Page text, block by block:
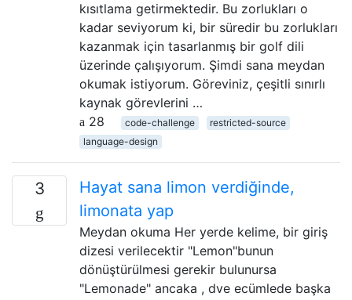
kısıtlama getirmektedir. Bu zorlukları o
kadar seviyorum ki, bir süredir bu zorlukları
kazanmak için tasarlanmış bir golf dili
üzerinde çalışıyorum. Şimdi sana meydan
okumak istiyorum. Göreviniz, çeşitli sınırlı
kaynak görevlerini …
28
code-challenge
restricted-source
language-design
3
Hayat sana limon verdiğinde,
limonata yap
Meydan okuma Her yerde kelime, bir giriş
dizesi verilecektir "Lemon"bunun
dönüştürülmesi gerekir bulunursa
"Lemonade" ancaka , dve ecümlede başka